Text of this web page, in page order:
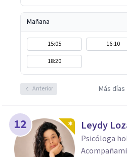
Mañana
15:05 16:10
18:20
Anterior Más días
12 Leydy
Psicóloga